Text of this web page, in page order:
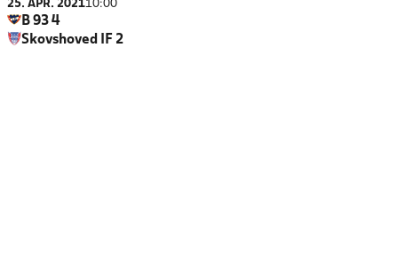
25. APR. 202110:00
B 93 4
Skovshoved IF 2